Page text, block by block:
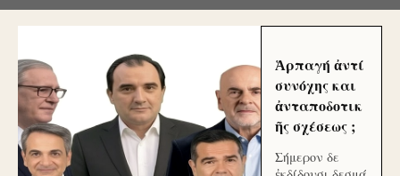
Ἁρπαγή ἀντί
συνόχης και
ἀνταποδοτικ
ῆς σχέσεως ;
Σήμερον δε